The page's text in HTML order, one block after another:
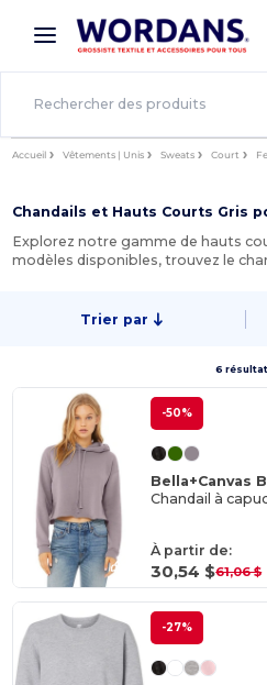
× Appli Wordans
Meilleurs prix sur l’app !
Accueil Vêtements | Unis Sweats Court
Chandails et Hauts Courts Gris
Explorez notre gamme de hauts
modèles disponibles, trouvez le
Trier par
6
-50%
Bella+Canvas
À partir de:
30,54 $61,06 $
-27%